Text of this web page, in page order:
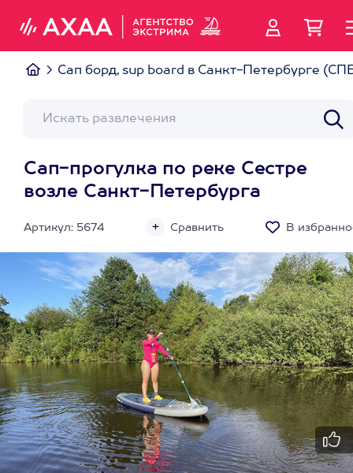
Сап борд, sup board в Санкт-Петербурге
Сап-прогулка по реке Сестре
возле Санкт-Петербурга
Артикул: 5674 Сравнить В